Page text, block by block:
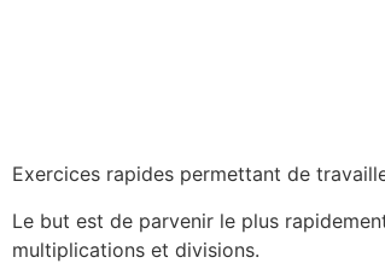
Exercices rapides permettant de
Le but est de parvenir le plus
multiplications et divisions.